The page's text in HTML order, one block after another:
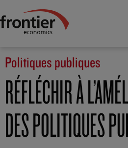
Menu Expertise
Politiques publiques
RÉFLÉCHIR À
DES POLITIQUES